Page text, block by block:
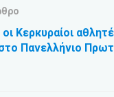
Κερκυραίοι
Πανελλήνιο